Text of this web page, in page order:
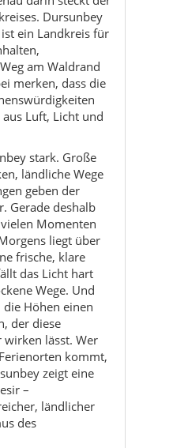
Dursunbey
ein Landkreis für
am Waldrand
merken, dass die
Luft, Licht und
stark. Große
ländliche Wege
geben der
Gerade deshalb
Momenten
liegt über
frische, klare
das Licht hart
Wege. Und
Höhen einen
der diese
wirken lässt. Wer
kommt,
zeigt eine
–
ländlicher
des